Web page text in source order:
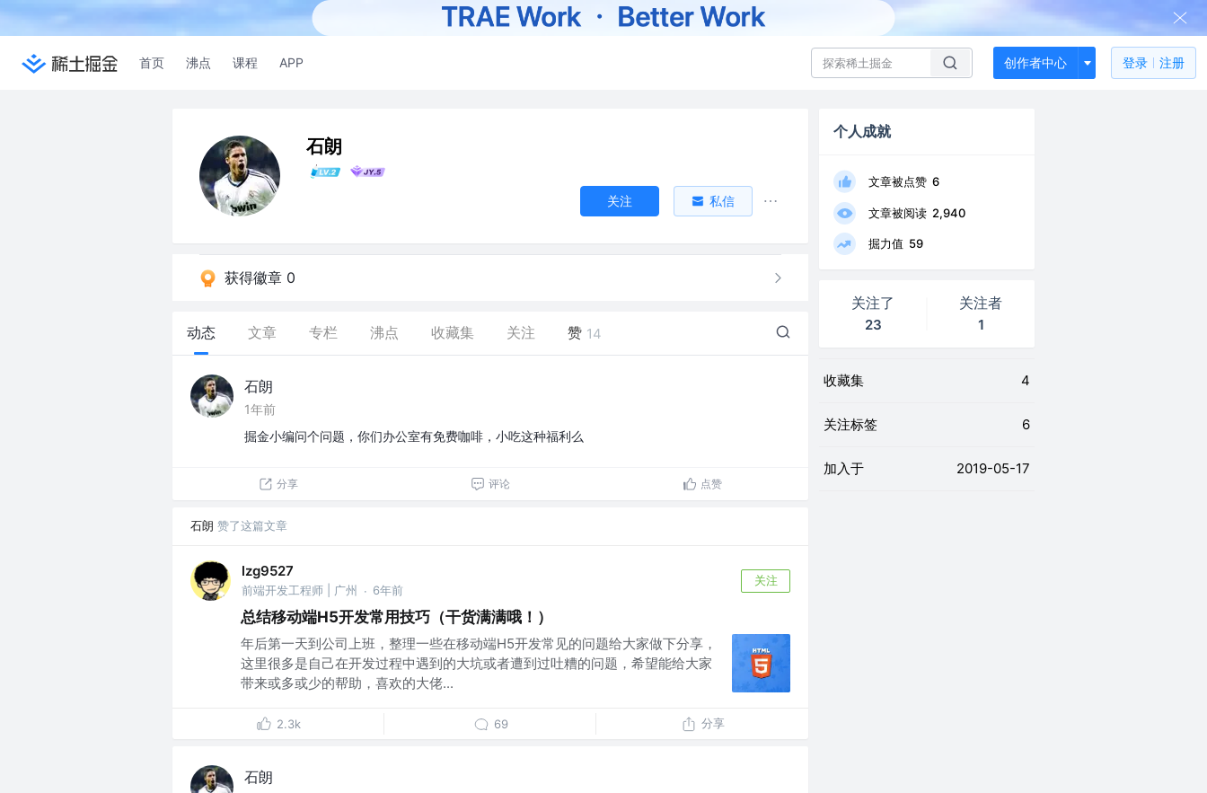
首页 沸点 课程 APP 创作者中心 登录 注册
石朗
关注 私信
获得徽章 0
动态 文章 专栏 沸点 收藏集 关注 赞 14
石朗
1年前
掘金小编问个问题，你们办公室有免费咖啡，小吃这种福利么
分享 评论 点赞
石朗 赞了这篇文章
lzg9527
前端开发工程师 | 广州 · 6年前
关注
总结移动端H5开发常用技巧（干货满满哦！）
年后第一天到公司上班，整理一些在移动端H5开发常见的问题给大家做下分享，
这里很多是自己在开发过程中遇到的大坑或者遭到过吐糟的问题，希望能给大家
带来或多或少的帮助，喜欢的大佬...
2.3k 69 分享
石朗
个人成就
文章被点赞 6
文章被阅读 2,940
掘力值 59
关注了
23
关注者
1
收藏集 4
关注标签 6
加入于 2019-05-17